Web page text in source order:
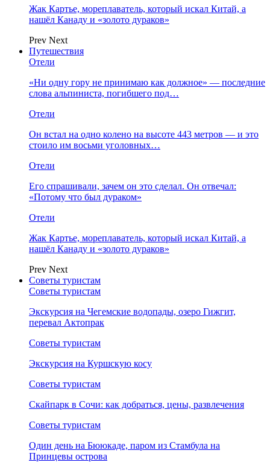
Жак Картье, мореплаватель, который искал Китай, а
нашёл Канаду и «золото дураков»
Prev Next
Путешествия
Отели
«Ни одну гору не принимаю как должное» — последние
слова альпиниста, погибшего под…
Отели
Он встал на одно колено на высоте 443 метров — и это
стоило им восьми уголовных…
Отели
Его спрашивали, зачем он это сделал. Он отвечал:
«Потому что был дураком»
Отели
Жак Картье, мореплаватель, который искал Китай, а
нашёл Канаду и «золото дураков»
Prev Next
Советы туристам
Советы туристам
Экскурсия на Чегемские водопады, озеро Гижгит,
перевал Актопрак
Советы туристам
Экскурсия на Куршскую косу
Советы туристам
Скайпарк в Сочи: как добраться, цены, развлечения
Советы туристам
Один день на Бююкаде, паром из Стамбула на
Принцевы острова